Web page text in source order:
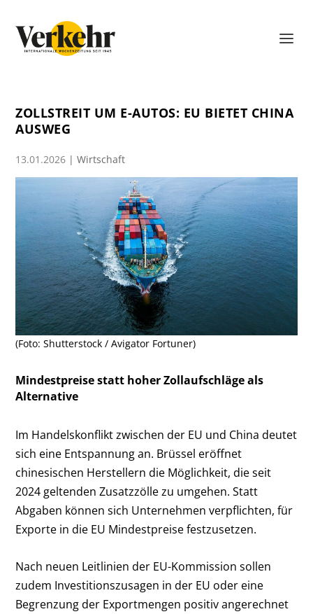
ZOLLSTREIT UM E-AUTOS: EU BIETET CHINA
AUSWEG
13.01.2026 |Wirtschaft
(Foto: Shutterstock / Avigator Fortuner)
Mindestpreise statt hoher Zollaufschläge als
Alternative
Im Handelskonflikt zwischen der EU und China deutet
sich eine Entspannung an. Brüssel eröffnet
chinesischen Herstellern die Möglichkeit, die seit
2024 geltenden Zusatzzölle zu umgehen. Statt
Abgaben können sich Unternehmen verpflichten, für
Exporte in die EU Mindestpreise festzusetzen.
Nach neuen Leitlinien der EU-Kommission sollen
zudem Investitionszusagen in der EU oder eine
Begrenzung der Exportmengen positiv angerechnet